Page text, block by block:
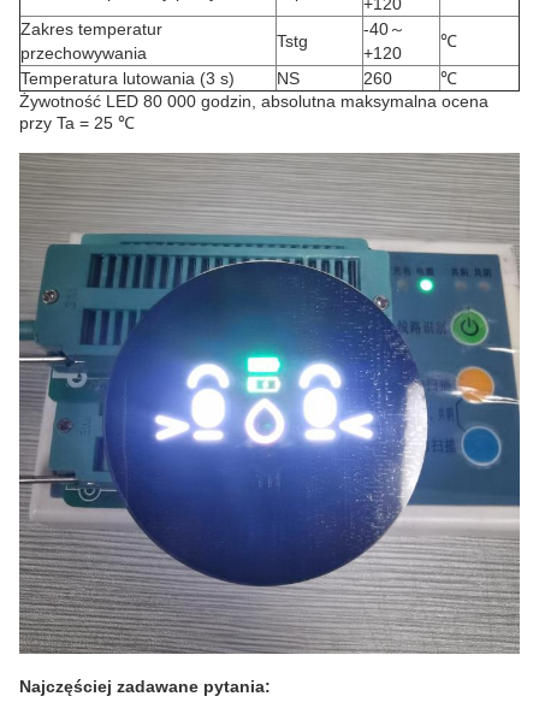
Zakres temperatur
przechowywania
Tstg
-40～
+120
℃
Temperatura lutowania (3 s)
NS 260
℃
Żywotność LED 80 000 godzin, absolutna maksymalna ocena
przy Ta = 25 ℃
Najczęściej zadawane pytania: